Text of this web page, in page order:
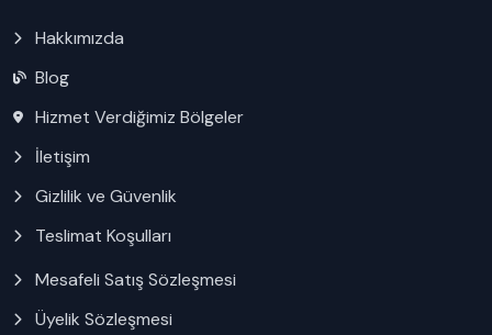
Hakkımızda
Blog
Hizmet Verdiğimiz Bölgeler
İletişim
Gizlilik ve Güvenlik
Teslimat Koşulları
Mesafeli Satış Sözleşmesi
Üyelik Sözleşmesi